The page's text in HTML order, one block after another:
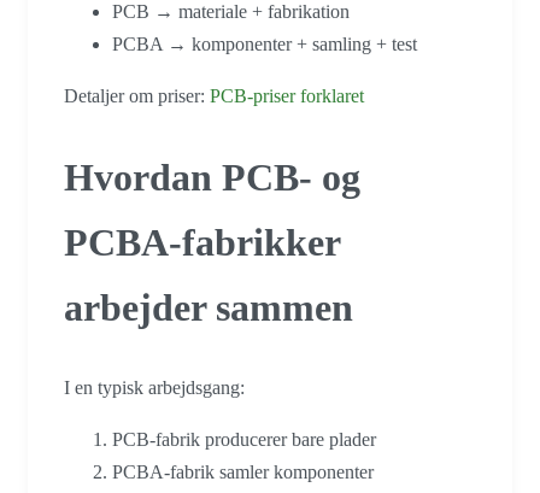
PCB → materiale + fabrikation
PCBA → komponenter + samling + test
Detaljer om priser: PCB-priser forklaret
Hvordan PCB- og
PCBA-fabrikker
arbejder sammen
I en typisk arbejdsgang:
PCB-fabrik producerer bare plader
PCBA-fabrik samler komponenter